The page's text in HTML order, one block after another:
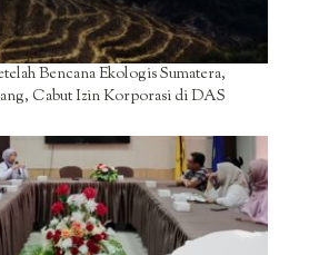
Bencana Ekologis Sumatera,
Cabut Izin Korporasi di DAS